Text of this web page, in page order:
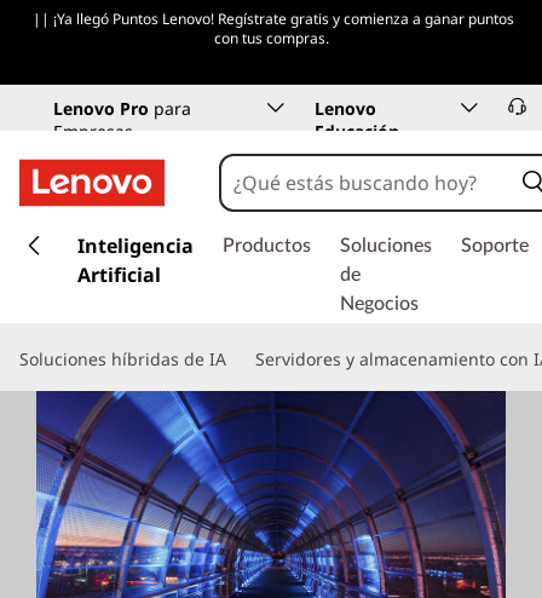
|| ¡Ya llegó Puntos Lenovo! Regístrate gratis y comienza a ganar puntos
con tus compras.
Lenovo Pro para
Empresas
Lenovo
Educación
o
Inteligencia
Artificial
Productos
Soluciones
de
Negocios
Soporte
Soluciones híbridas de IA Servidores y almacenamiento con